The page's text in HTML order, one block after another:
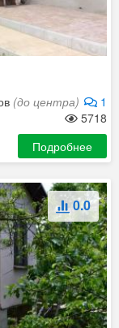
1
(до центра)
5718
Подробнее
0.0